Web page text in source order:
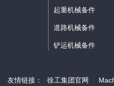
起重机械备件
道路机械备件
铲运机械备件
友情链接： 徐工集团官网